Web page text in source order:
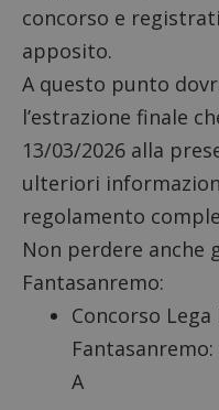
concorso e
apposito.
A questo punto
l’estrazione finale
13/03/2026 alla
ulteriori
regolamento
Non perdere anche
Fantasanremo:
Concorso Lega
A